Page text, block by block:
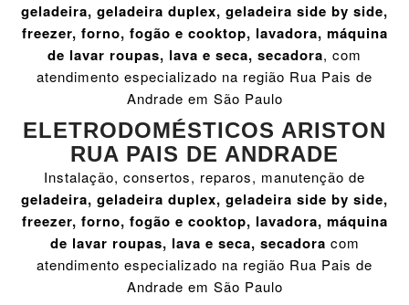
geladeira, geladeira duplex, geladeira side by side,
freezer, forno, fogão e cooktop, lavadora, máquina
de lavar roupas, lava e seca, secadora, com
atendimento especializado na região Rua Pais de
Andrade em São Paulo
ELETRODOMÉSTICOS ARISTON
RUA PAIS DE ANDRADE
Instalação, consertos, reparos, manutenção de
geladeira, geladeira duplex, geladeira side by side,
freezer, forno, fogão e cooktop, lavadora, máquina
de lavar roupas, lava e seca, secadora com
atendimento especializado na região Rua Pais de
Andrade em São Paulo